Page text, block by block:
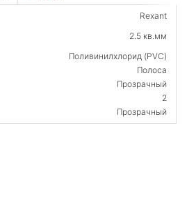
Rexant
2.5 кв.мм
Поливинилхлорид (PVC)
Полоса
Прозрачный
2
Прозрачный